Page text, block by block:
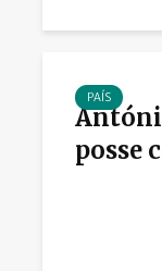
PAÍS
posse